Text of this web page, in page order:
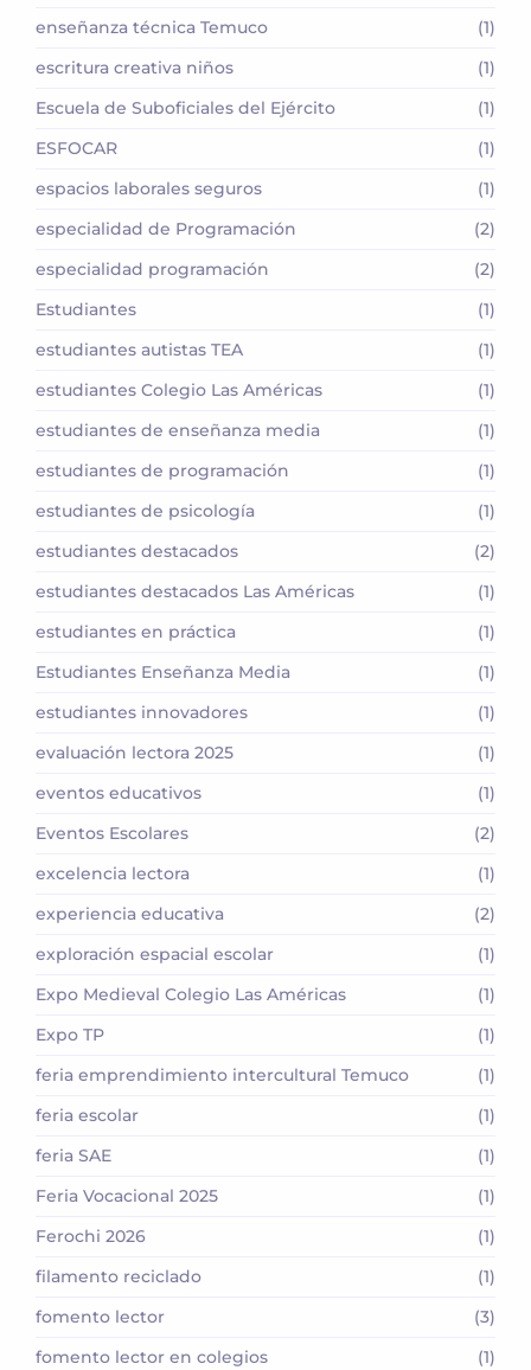
enseñanza técnica Temuco
(1)
escritura creativa niños
(1)
Escuela de Suboficiales del Ejército
(1)
ESFOCAR
(1)
espacios laborales seguros
(1)
especialidad de Programación
(2)
especialidad programación
(2)
Estudiantes
(1)
estudiantes autistas TEA
(1)
estudiantes Colegio Las Américas
(1)
estudiantes de enseñanza media
(1)
estudiantes de programación
(1)
estudiantes de psicología
(1)
estudiantes destacados
(2)
estudiantes destacados Las Américas
(1)
estudiantes en práctica
(1)
Estudiantes Enseñanza Media
(1)
estudiantes innovadores
(1)
evaluación lectora 2025
(1)
eventos educativos
(1)
Eventos Escolares
(2)
excelencia lectora
(1)
experiencia educativa
(2)
exploración espacial escolar
(1)
Expo Medieval Colegio Las Américas
(1)
Expo TP
(1)
feria emprendimiento intercultural Temuco
(1)
feria escolar
(1)
feria SAE
(1)
Feria Vocacional 2025
(1)
Ferochi 2026
(1)
filamento reciclado
(1)
fomento lector
(3)
fomento lector en colegios
(1)